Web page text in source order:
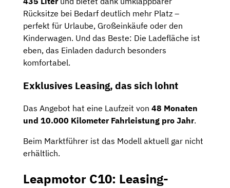
Rücksitze bei Bedarf deutlich mehr Platz –
perfekt für Urlaube, Großeinkäufe oder den
Kinderwagen. Und das Beste: Die Ladefläche ist
eben, das Einladen dadurch besonders
komfortabel.
Exklusives Leasing, das sich lohnt
Das Angebot hat eine Laufzeit von 48 Monaten
und 10.000 Kilometer Fahrleistung pro Jahr.
Beim Marktführer ist das Modell aktuell gar nicht
erhältlich.
Leapmotor C10: Leasing-